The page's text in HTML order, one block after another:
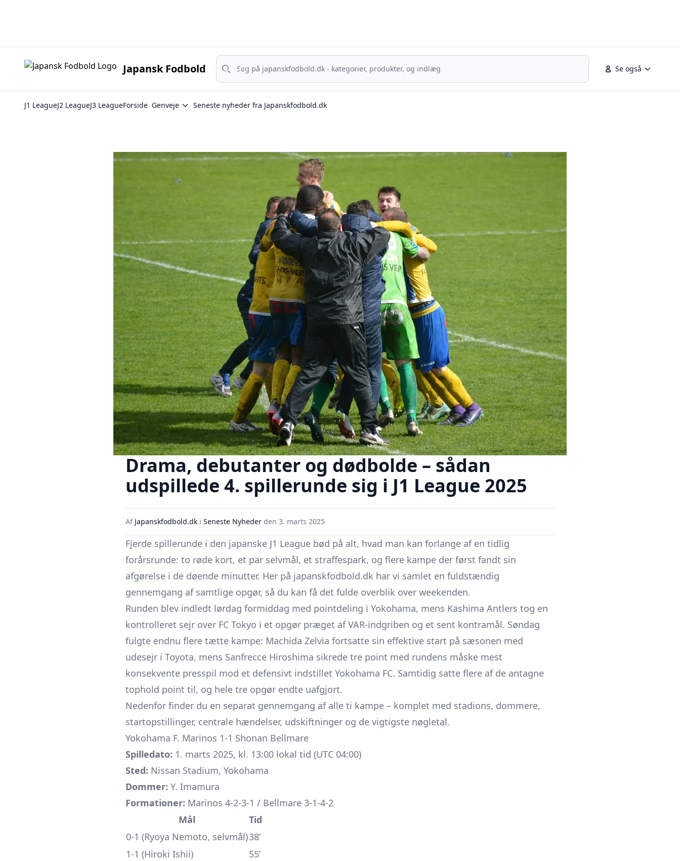
Japansk Fodbold Se også
Søg nu
Søg nu
J1 LeagueJ2 LeagueJ3 LeagueForside Genveje Seneste nyheder fra Japanskfodbold.dk
Drama, debutanter og dødbolde – sådan
udspillede 4. spillerunde sig i J1 League 2025
Af Japanskfodbold.dk i Seneste Nyheder den 3. marts 2025
Fjerde spillerunde i den japanske J1 League bød på alt, hvad man kan forlange af en tidlig
forårsrunde: to røde kort, et par selvmål, et straffespark, og flere kampe der først fandt sin
afgørelse i de døende minutter. Her på japanskfodbold.dk har vi samlet en fuldstændig
gennemgang af samtlige opgør, så du kan få det fulde overblik over weekenden.
Runden blev indledt lørdag formiddag med pointdeling i Yokohama, mens Kashima Antlers tog en
kontrolleret sejr over FC Tokyo i et opgør præget af VAR-indgriben og et sent kontra­mål. Søndag
fulgte endnu flere tætte kampe: Machida Zelvia fortsatte sin effektive start på sæsonen med
udesejr i Toyota, mens Sanfrecce Hiroshima sikrede tre point med rundens måske mest
konsekvente presspil mod et defensivt indstillet Yokohama FC. Samtidig satte flere af de antagne
tophold point til, og hele tre opgør endte uafgjort.
Nedenfor finder du en separat gennemgang af alle ti kampe – komplet med stadions, dommere,
startopstillinger, centrale hændelser, udskiftninger og de vigtigste nøgletal.
Yokohama F. Marinos 1-1 Shonan Bellmare
Spilledato: 1. marts 2025, kl. 13:00 lokal tid (UTC 04:00)
Sted: Nissan Stadium, Yokohama
Dommer: Y. Imamura
Formationer: Marinos 4-2-3-1 / Bellmare 3-1-4-2
Mål
Tid
0-1 (Ryoya Nemoto, selvmål)38’
1-1 (Hiroki Ishii)
55’